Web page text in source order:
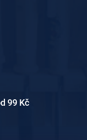
99 Kč